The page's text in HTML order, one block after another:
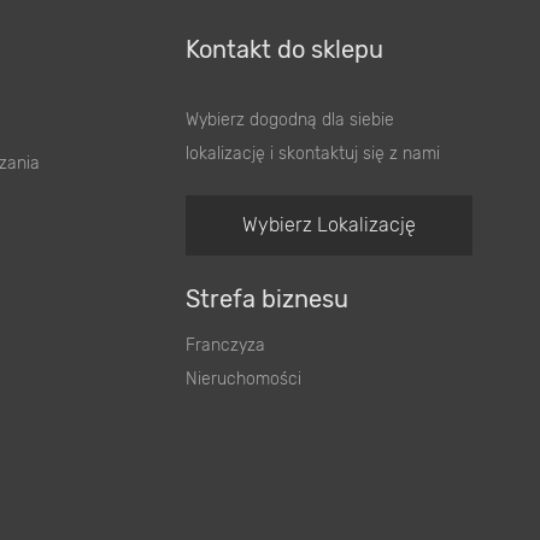
Kontakt do sklepu
Wybierz dogodną dla siebie
lokalizację i skontaktuj się z nami
Wybierz Lokalizację
Strefa biznesu
Franczyza
Nieruchomości